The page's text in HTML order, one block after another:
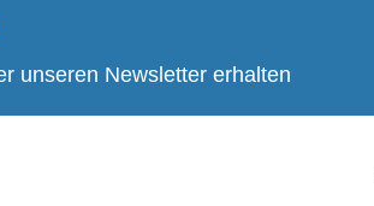
unseren Newsletter erhalten